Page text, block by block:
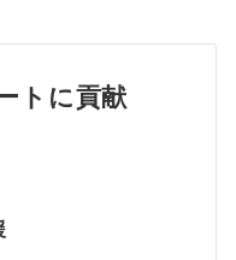
トに貢献